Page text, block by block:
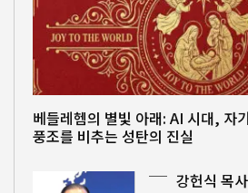
베들레헴의 별빛 아래: AI 시대, 자
풍조를 비추는 성탄의 진실
강헌식 목사